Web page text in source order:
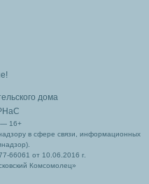
дома
— 16+
в сфере связи, информационных
66061 от 10.06.2016 г.
Комсомолец»